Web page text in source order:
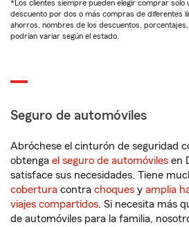
*Los clientes siempre pueden elegir comprar solo
descuento por dos o más compras de diferentes
ahorros, nombres de los descuentos,
podrían variar según el estado.
Seguro de automóviles
Abróchese el cinturón de seguridad
obtenga el seguro de automóviles en
satisface sus necesidades. Tiene
cobertura contra choques y amplia
viajes compartidos. Si necesita más
de automóviles para la familia,